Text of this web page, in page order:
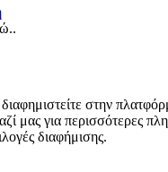
στην
μας για περισσότερες
διαφήμισης.